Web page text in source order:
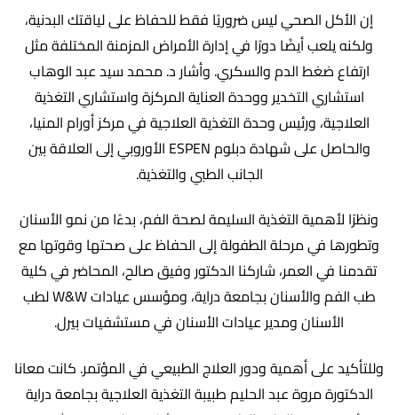
إن الأكل الصحي ليس ضروريًا فقط للحفاظ على لياقتك البدنية،
ولكنه يلعب أيضًا دورًا في إدارة الأمراض المزمنة المختلفة مثل
ارتفاع ضغط الدم والسكري. وأشار د. محمد سيد عبد الوهاب
استشاري التخدير ووحدة العناية المركزة واستشاري التغذية
العلاجية، ورئيس وحدة التغذية العلاجية في مركز أورام المنيا،
والحاصل على شهادة دبلوم ESPEN الأوروبي إلى العلاقة بين
الجانب الطبي والتغذية.
ونظرًا لأهمية التغذية السليمة لصحة الفم، بدءًا من نمو الأسنان
وتطورها في مرحلة الطفولة إلى الحفاظ على صحتها وقوتها مع
تقدمنا في العمر، شاركنا الدكتور وفيق صالح، المحاضر في كلية
طب الفم والأسنان بجامعة دراية، ومؤسس عيادات W&W لطب
الأسنان ومدير عيادات الأسنان في مستشفيات بيرل.
وللتأكيد على أهمية ودور العلاج الطبيعي في المؤتمر. كانت معانا
الدكتورة مروة عبد الحليم طبيبة التغذية العلاجية بجامعة دراية